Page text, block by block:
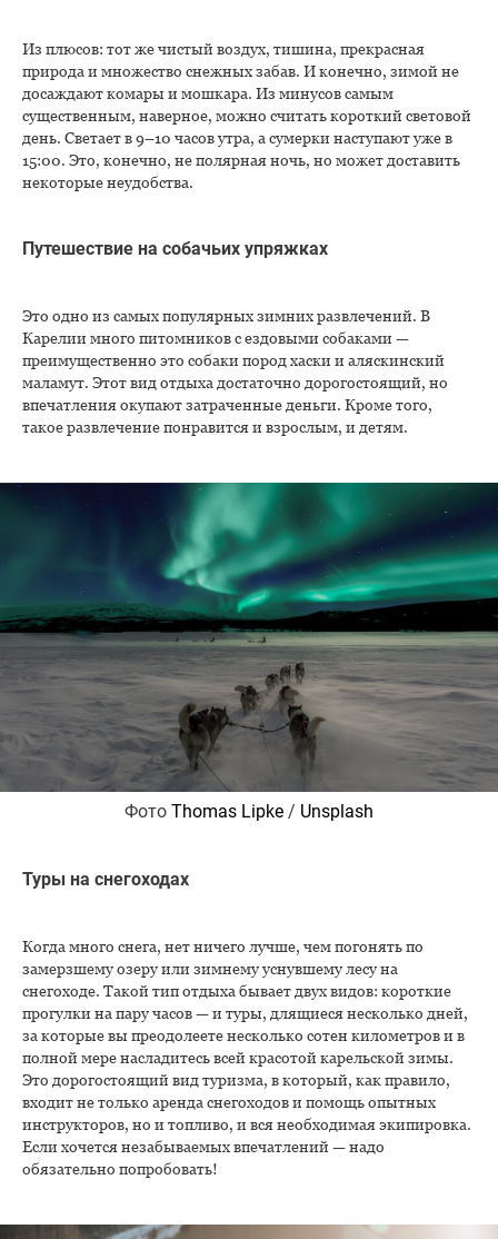
Из плюсов: тот же чистый воздух, тишина, прекрасная
природа и множество снежных забав. И конечно, зимой не
досаждают комары и мошкара. Из минусов самым
существенным, наверное, можно считать короткий световой
день. Светает в 9–10 часов утра, а сумерки наступают уже в
15:00. Это, конечно, не полярная ночь, но может доставить
некоторые неудобства.
Путешествие на собачьих упряжках
Это одно из самых популярных зимних развлечений. В
Карелии много питомников с ездовыми собаками —
преимущественно это собаки пород хаски и аляскинский
маламут. Этот вид отдыха достаточно дорогостоящий, но
впечатления окупают затраченные деньги. Кроме того,
такое развлечение понравится и взрослым, и детям.
Фото Thomas Lipke / Unsplash
Туры на снегоходах
Когда много снега, нет ничего лучше, чем погонять по
замерзшему озеру или зимнему уснувшему лесу на
снегоходе. Такой тип отдыха бывает двух видов: короткие
прогулки на пару часов — и туры, длящиеся несколько дней,
за которые вы преодолеете несколько сотен километров и в
полной мере насладитесь всей красотой карельской зимы.
Это дорогостоящий вид туризма, в который, как правило,
входит не только аренда снегоходов и помощь опытных
инструкторов, но и топливо, и вся необходимая экипировка.
Если хочется незабываемых впечатлений — надо
обязательно попробовать!